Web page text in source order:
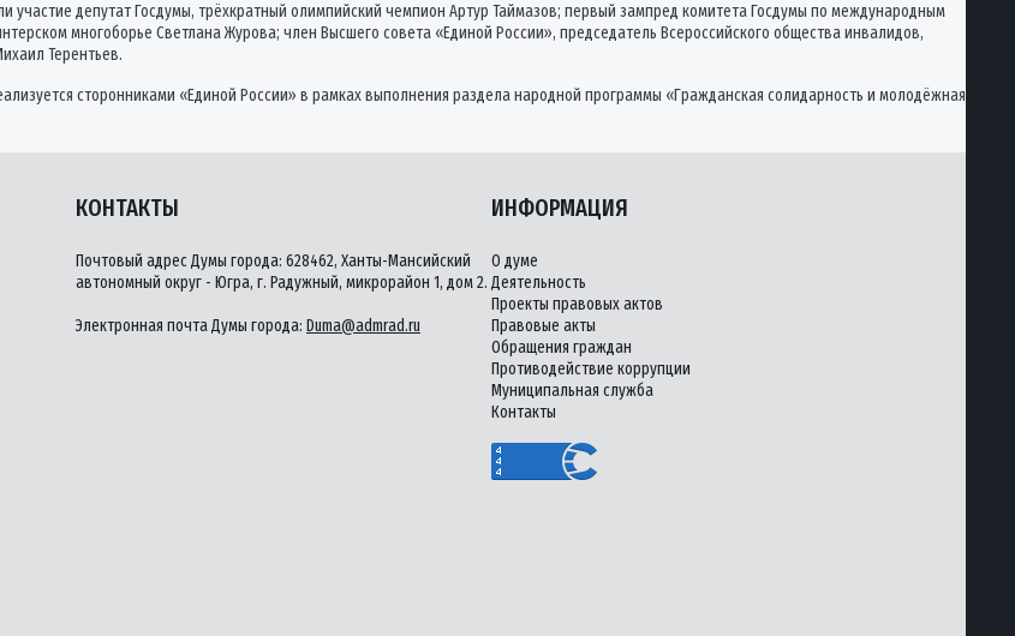
депутат Госдумы, трёхкратный олимпийский чемпион Артур Таймазов; первый зампред комитета Госдумы по международным
многоборье Светлана Журова; член Высшего совета «Единой России», председатель Всероссийского общества инвалидов,
Терентьев.
сторонниками «Единой России» в рамках выполнения раздела народной программы «Гражданская солидарность и молодёжная
КОНТАКТЫ
Почтовый адрес Думы города: 628462, Ханты-Мансийский
автономный округ - Югра, г. Радужный, микрорайон 1, дом 2.
Электронная почта Думы города: Duma@admrad.ru
ИНФОРМАЦИЯ
О думе
Деятельность
Проекты правовых актов
Правовые акты
Обращения граждан
Противодействие коррупции
Муниципальная служба
Контакты